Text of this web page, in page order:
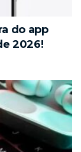
do app
2026!